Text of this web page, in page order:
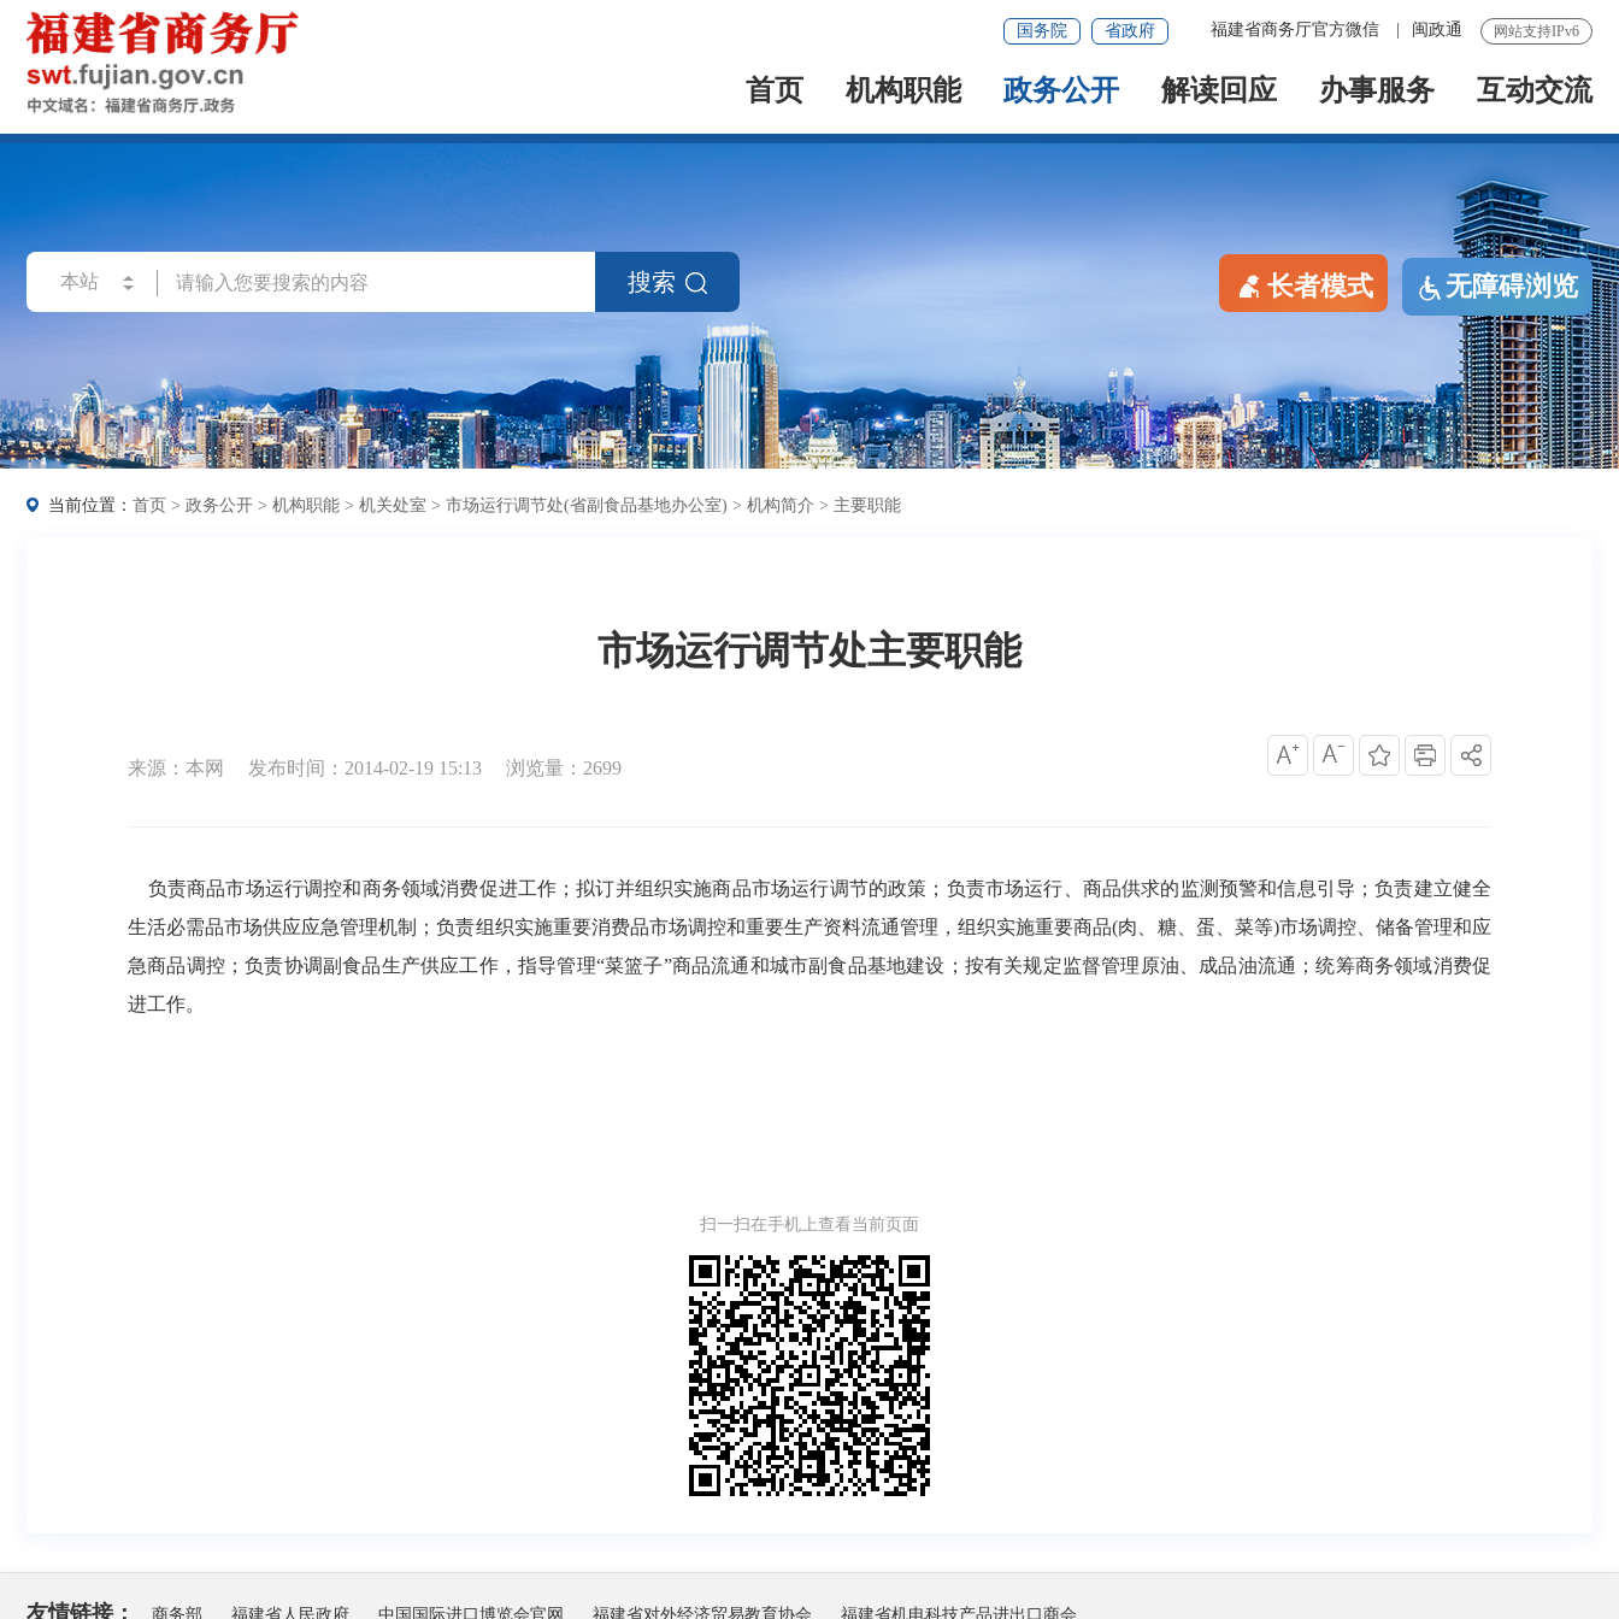
网站支持IPv6
福建省商务厅官方微信 闽政通
国务院 省政府
首页 机构职能 政务公开 解读回应 办事服务 互动交流
搜索 长者模式 无障碍浏览
当前位置： 首页 > 政务公开 > 机构职能 > 机关处室 > 市场运行调节处(省副食品基地办公室) > 机构简介 > 主要职能
市场运行调节处主要职能
来源：本网 发布时间：2014-02-19 15:13 浏览量：2699
负责商品市场运行调控和商务领域消费促进工作；拟订并组织实施商品市场运行调节的政策；负责市场运行、商品供求的监测预警和信息引导；负责建立健全
生活必需品市场供应应急管理机制；负责组织实施重要消费品市场调控和重要生产资料流通管理，组织实施重要商品(肉、糖、蛋、菜等)市场调控、储备管理和应
急商品调控；负责协调副食品生产供应工作，指导管理“菜篮子”商品流通和城市副食品基地建设；按有关规定监督管理原油、成品油流通；统筹商务领域消费促
进工作。
扫一扫在手机上查看当前页面
友情链接： 商务部 福建省人民政府 中国国际进口博览会官网 福建省对外经济贸易教育协会 福建省机电科技产品进出口商会